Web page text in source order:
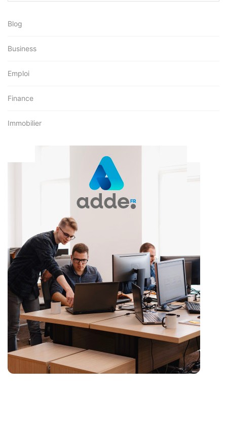
Blog
Business
Emploi
Finance
Immobilier